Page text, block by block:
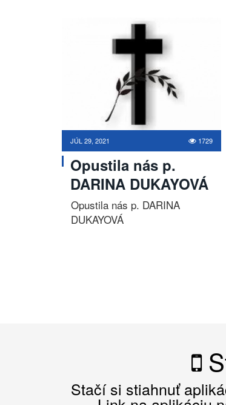
JÚL 29, 2021 1729
Opustila nás p.
DARINA DUKAYOVÁ
Opustila nás p. DARINA
DUKAYOVÁ
Stačí si stiahnuť